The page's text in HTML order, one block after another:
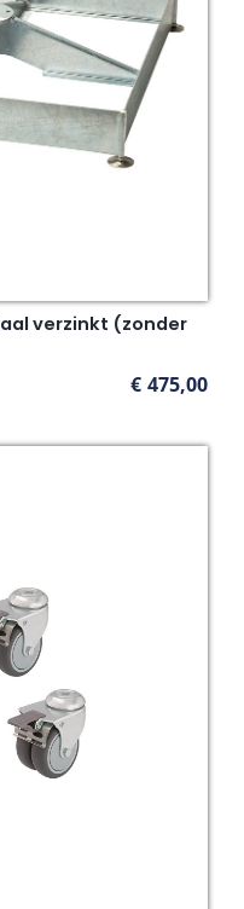
verzinkt (zonder
€ 475,00